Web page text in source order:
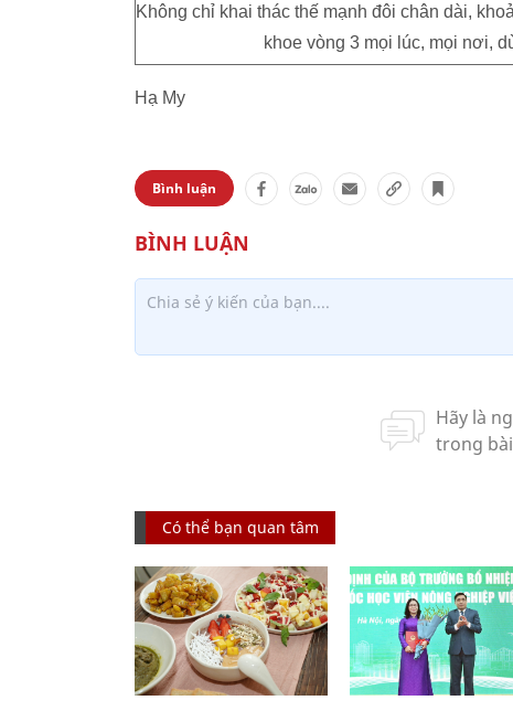
Không chỉ khai thác thế mạnh đôi chân dài,
khoe vòng 3 mọi lúc, mọi nơi,
Hạ My
Bình luận
Có thể bạn quan tâm